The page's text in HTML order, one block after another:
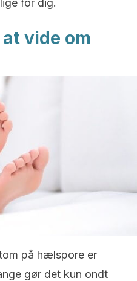
for dig.
vide om
på hælspore er
gør det kun ondt